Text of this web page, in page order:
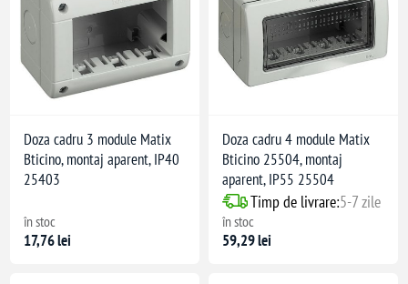
Doza cadru 3 module Matix
Bticino, montaj aparent, IP40
25403
în stoc
17,76 lei
Doza cadru 4 module Matix
Bticino 25504, montaj
aparent, IP55 25504
Timp de livrare:5-7 zile
în stoc
59,29 lei